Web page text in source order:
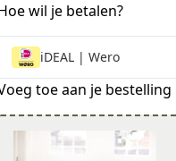
wil je betalen?
iDEAL | Wero
toe aan je bestelling